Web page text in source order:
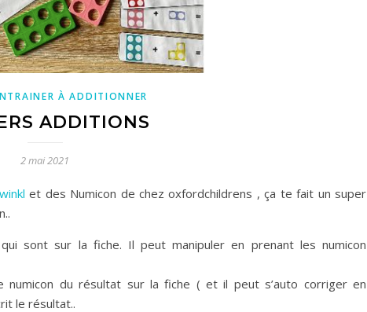
À ADDITIONNER
ADDITIONS
2 mai 2021
et des Numicon de chez oxfordchildrens , ça te fait un super
qui sont sur la fiche. Il peut manipuler en prenant les numicon
numicon du résultat sur la fiche ( et il peut s’auto corriger en
le résultat..